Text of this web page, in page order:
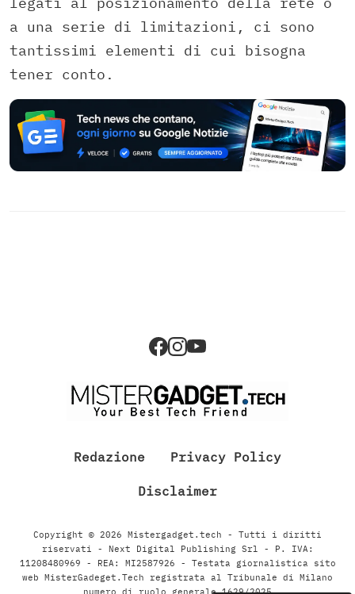
a una serie di limitazioni, ci sono
tantissimi elementi di cui bisogna
tener conto.
Redazione Privacy Policy
Disclaimer
Copyright © 2026 Mistergadget.tech - Tutti i diritti
riservati - Next Digital Publishing Srl - P. IVA:
11208480969 - REA: MI2587926 - Testata giornalistica sito
web MisterGadeget.Tech registrata al Tribunale di Milano